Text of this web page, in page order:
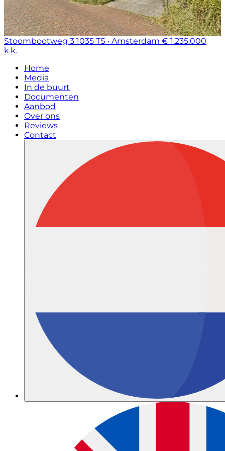
Stoombootweg 3 1035 TS · Amsterdam € 1.235.000
k.k.
Home
Media
In de buurt
Documenten
Aanbod
Over ons
Reviews
Contact